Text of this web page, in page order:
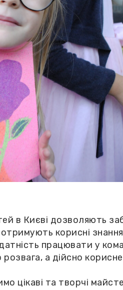
в Києві дозволяють
отримують корисні
працювати у
а дійсно
цікаві та творчі